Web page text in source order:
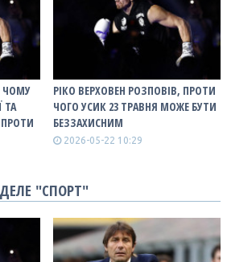
ЧОМУ
ТА
РІКО ВЕРХОВЕН РОЗПОВІВ, ПРОТИ
ЧОГО УСИК 23 ТРАВНЯ МОЖЕ БУТИ
БЕЗЗАХИСНИМ
2026-05-22 10:29
"СПОРТ"